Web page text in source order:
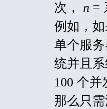
次，
n =
例如，
单个服
统并且
100 个并
那么只